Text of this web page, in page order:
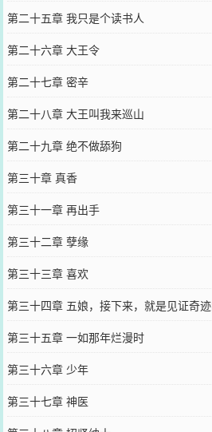
第二十五章 我只是个读书人
第二十六章 大王令
第二十七章 密辛
第二十八章 大王叫我来巡山
第二十九章 绝不做舔狗
第三十章 真香
第三十一章 再出手
第三十二章 孽缘
第三十三章 喜欢
第三十四章 五娘，接下来，就是见证奇
第三十五章 一如那年烂漫时
第三十六章 少年
第三十七章 神医